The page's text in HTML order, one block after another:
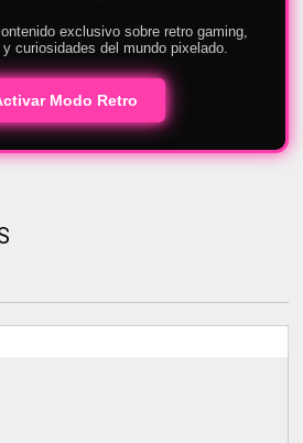
exclusivo sobre retro gaming,
curiosidades del mundo pixelado.
Modo Retro